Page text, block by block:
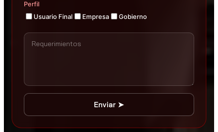
Perfil
Usuario Final Empresa Gobierno
Enviar ➤